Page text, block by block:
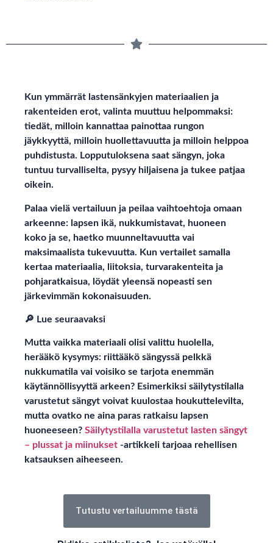
Kun ymmärrät lastensänkyjen materiaalien ja
rakenteiden erot, valinta muuttuu helpommaksi:
tiedät, milloin kannattaa painottaa rungon
jäykkyyttä, milloin huollettavuutta ja milloin helppoa
puhdistusta. Lopputuloksena saat sängyn, joka
tuntuu turvalliselta, pysyy hiljaisena ja tukee patjaa
oikein.
Palaa vielä vertailuun ja peilaa vaihtoehtoja omaan
arkeenne: lapsen ikä, nukkumistavat, huoneen
koko ja se, haetko muunneltavuutta vai
maksimaalista tukevuutta. Kun vertailet samalla
kertaa materiaalia, liitoksia, turvarakenteita ja
pohjaratkaisua, löydät yleensä nopeasti sen
järkevimmän kokonaisuuden.
🔎 Lue seuraavaksi
Mutta vaikka materiaali olisi valittu huolella,
herääkö kysymys: riittääkö sängyssä pelkkä
nukkumatila vai voisiko se tarjota enemmän
käytännöllisyyttä arkeen? Esimerkiksi säilytystilalla
varustetut sängyt voivat kuulostaa houkuttelevilta,
mutta ovatko ne aina paras ratkaisu lapsen
huoneeseen? Säilytystilalla varustetut lasten sängyt
– plussat ja miinukset -artikkeli tarjoaa rehellisen
katsauksen aiheeseen.
Tutustu vertailuumme tästä